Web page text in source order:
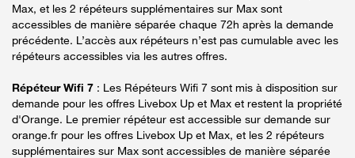
Max, et les 2 répéteurs supplémentaires sur Max sont
accessibles de manière séparée chaque 72h après la demande
précédente. L’accès aux répéteurs n’est pas cumulable avec les
répéteurs accessibles via les autres offres.
Répéteur Wifi 7 : Les Répéteurs Wifi 7 sont mis à disposition sur
demande pour les offres Livebox Up et Max et restent la propriété
d'Orange. Le premier répéteur est accessible sur demande sur
orange.fr pour les offres Livebox Up et Max, et les 2 répéteurs
supplémentaires sur Max sont accessibles de manière séparée